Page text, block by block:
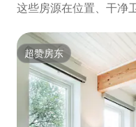
这些房源在位置、干净
超赞房东
超赞房东